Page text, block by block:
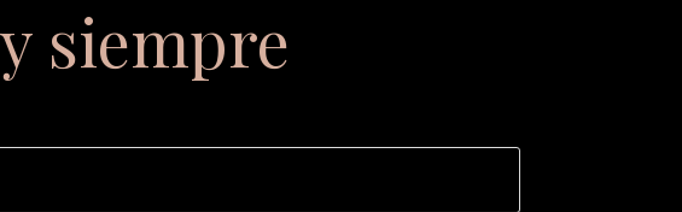
siempre